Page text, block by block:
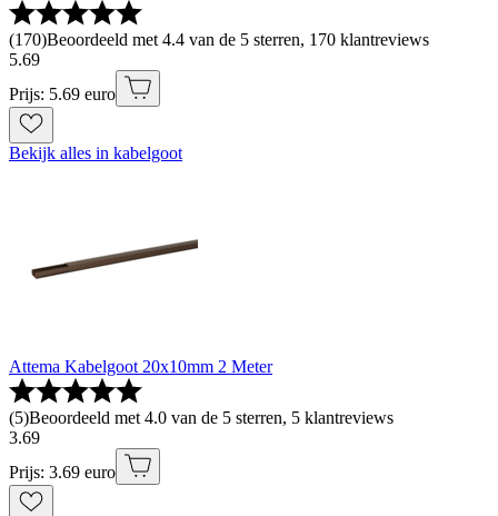
(170)Beoordeeld met 4.4 van de 5 sterren, 170 klantreviews
5.69
Prijs: 5.69 euro
Bekijk alles in kabelgoot
Attema Kabelgoot 20x10mm 2 Meter
(5)Beoordeeld met 4.0 van de 5 sterren, 5 klantreviews
3.69
Prijs: 3.69 euro